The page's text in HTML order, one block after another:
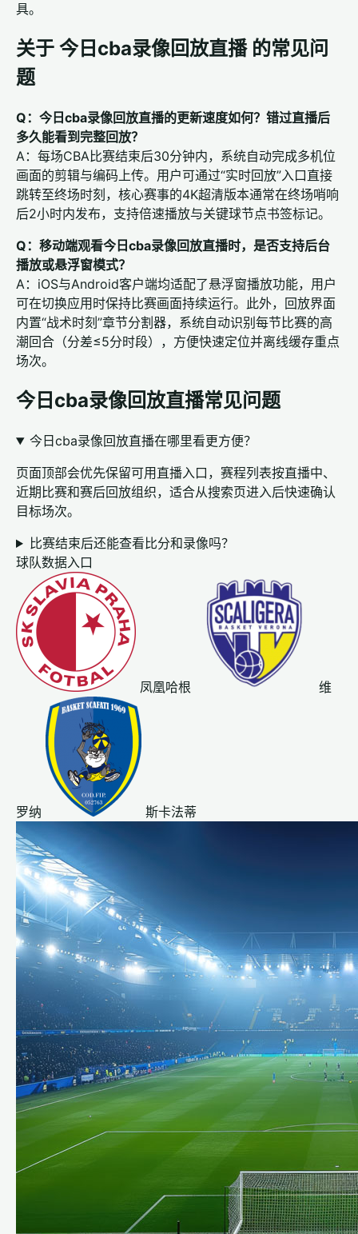
具。
关于 今日cba录像回放直播 的常见问
题
Q：今日cba录像回放直播的更新速度如何？错过直播后
多久能看到完整回放？
A：每场CBA比赛结束后30分钟内，系统自动完成多机位
画面的剪辑与编码上传。用户可通过“实时回放”入口直接
跳转至终场时刻，核心赛事的4K超清版本通常在终场哨响
后2小时内发布，支持倍速播放与关键球节点书签标记。
Q：移动端观看今日cba录像回放直播时，是否支持后台
播放或悬浮窗模式？
A：iOS与Android客户端均适配了悬浮窗播放功能，用户
可在切换应用时保持比赛画面持续运行。此外，回放界面
内置“战术时刻”章节分割器，系统自动识别每节比赛的高
潮回合（分差≤5分时段），方便快速定位并离线缓存重点
场次。
今日cba录像回放直播常见问题
今日cba录像回放直播在哪里看更方便？
页面顶部会优先保留可用直播入口，赛程列表按直播中、
近期比赛和赛后回放组织，适合从搜索页进入后快速确认
目标场次。
比赛结束后还能查看比分和录像吗？
球队数据入口
凤凰哈根 维
罗纳 斯卡法蒂